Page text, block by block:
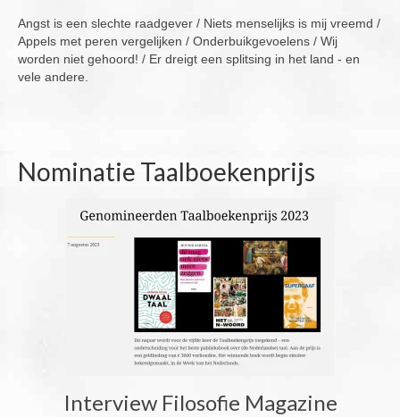
Angst is een slechte raadgever / Niets menselijks is mij vreemd /
Appels met peren vergelijken / Onderbuikgevoelens / Wij
worden niet gehoord! / Er dreigt een splitsing in het land - en
vele andere.
Nominatie Taalboekenprijs
Interview Filosofie Magazine